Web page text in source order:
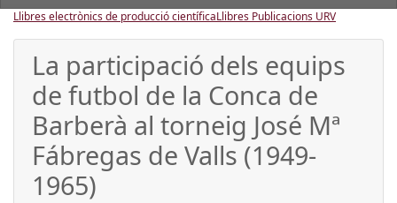
Llibres electrònics de producció científicaLlibres Publicacions URV
La participació dels equips
de futbol de la Conca de
Barberà al torneig José Mª
Fábregas de Valls (1949-
1965)